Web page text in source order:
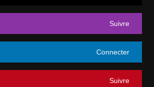
Suivre
Connecter
Suivre